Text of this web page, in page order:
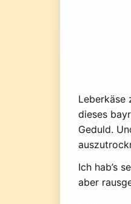
Leberkäse
dieses
Geduld.
Ich hab’s
aber